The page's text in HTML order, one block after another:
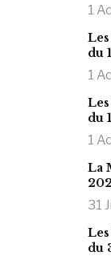
1
du
1
du
1
La
31
du